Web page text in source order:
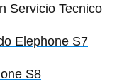
Servicio Tecnico
Elephone S7
S8